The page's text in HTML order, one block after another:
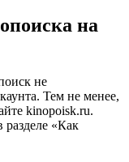
на
не
Тем не менее,
kinopoisk.ru.
«Как